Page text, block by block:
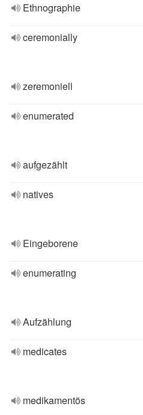
Ethnographie
ceremonially
zeremoniell
enumerated
aufgezählt
natives
Eingeborene
enumerating
Aufzählung
medicates
medikamentös